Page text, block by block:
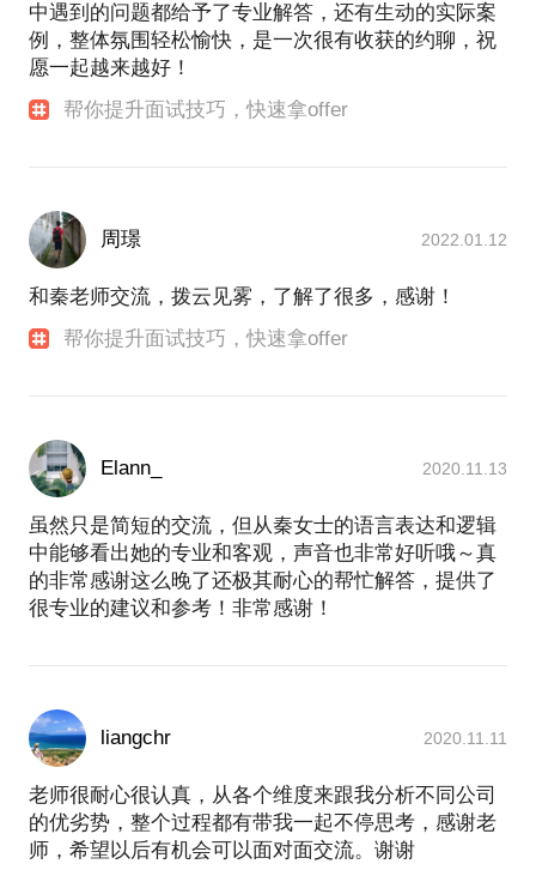
中遇到的问题都给予了专业解答，还有生动的实际案
例，整体氛围轻松愉快，是一次很有收获的约聊，祝
愿一起越来越好！
帮你提升面试技巧，快速拿offer
周璟 2022.01.12
和秦老师交流，拨云见雾，了解了很多，感谢！
帮你提升面试技巧，快速拿offer
Elann_ 2020.11.13
虽然只是简短的交流，但从秦女士的语言表达和逻辑
中能够看出她的专业和客观，声音也非常好听哦～真
的非常感谢这么晚了还极其耐心的帮忙解答，提供了
很专业的建议和参考！非常感谢！
liangchr 2020.11.11
老师很耐心很认真，从各个维度来跟我分析不同公司
的优劣势，整个过程都有带我一起不停思考，感谢老
师，希望以后有机会可以面对面交流。谢谢